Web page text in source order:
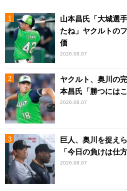
山本昌氏「大城選
たね」ヤクルトの
価
2026.08.07
ヤクルト、奥川の
本昌氏「勝つには
2026.08.07
巨人、奥川を捉え
「今日の負けは仕
2026.08.07